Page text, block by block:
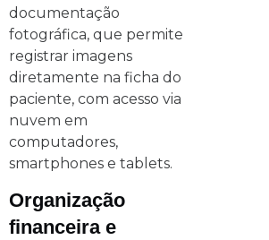
documentação
fotográfica, que permite
registrar imagens
diretamente na ficha do
paciente, com acesso via
nuvem em
computadores,
smartphones e tablets.
Organização
financeira e